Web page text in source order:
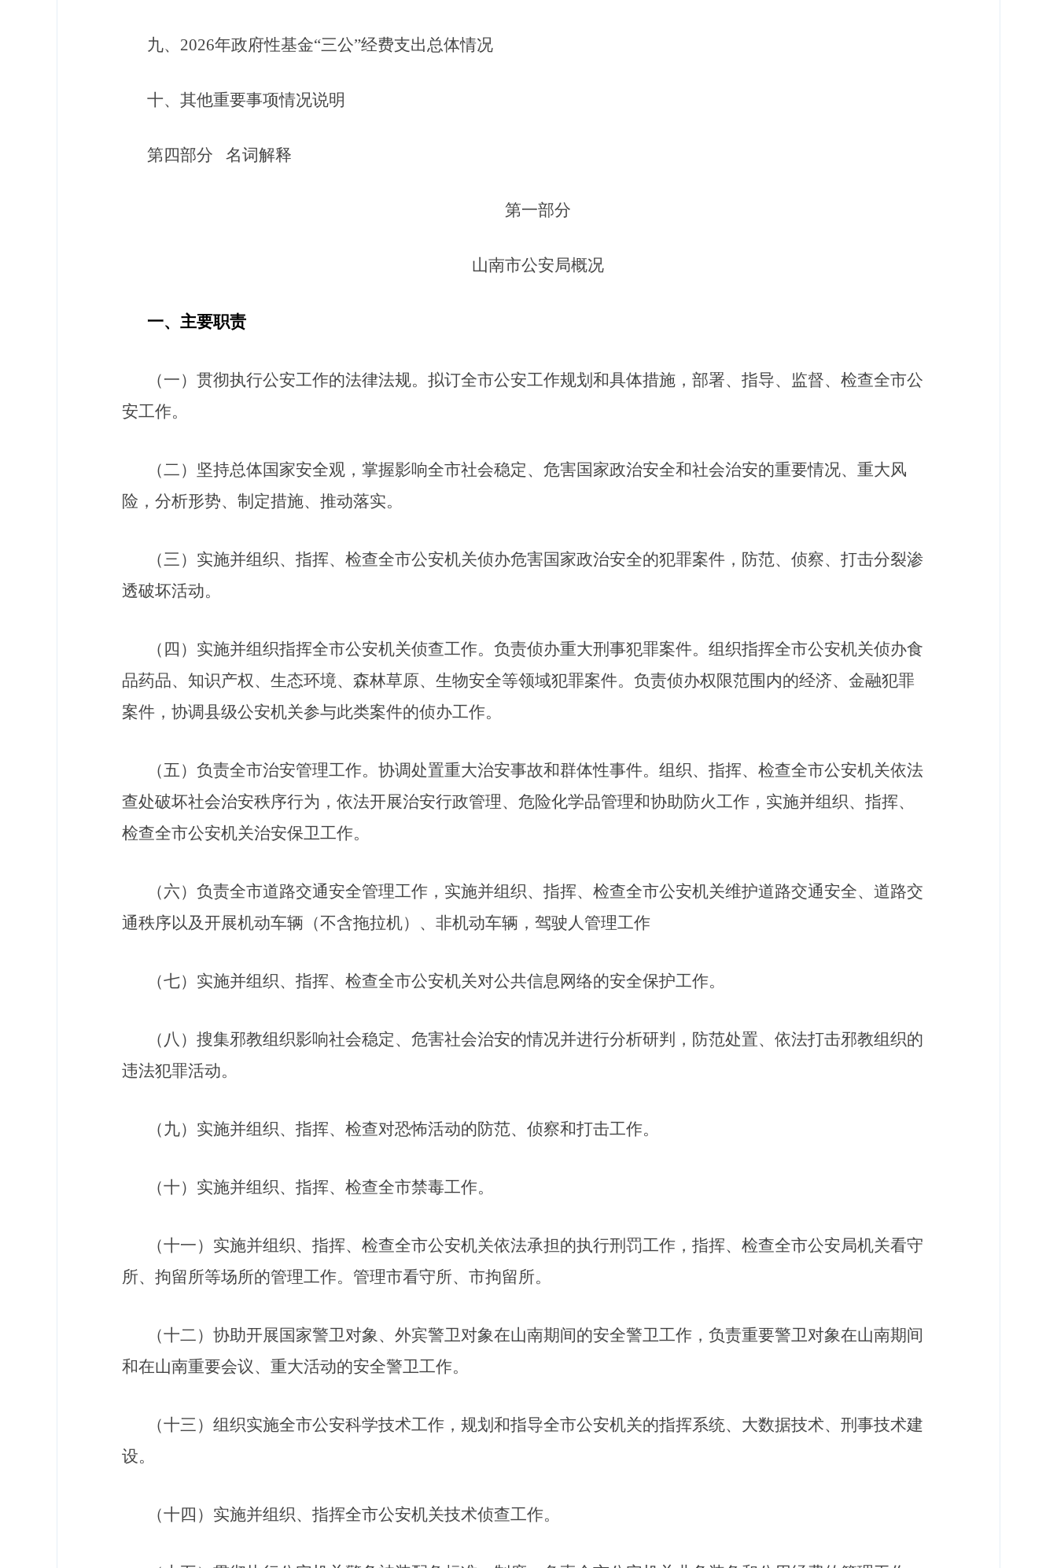
九、 2026年政府性基金“三公”经费支出总体情况
十、 其他重要事项情况说明
第四部分 名词解释
第一部分
山南市公安局概况
一、主要职责
（一） 贯彻执行公安工作的法律法规。拟订全市公安工作规划和具体措施，部署、指导、监督、检查全市公
安工作。
（二） 坚持总体国家安全观，掌握影响全市社会稳定、危害国家政治安全和社会治安的重要情况、重大风
险，分析形势、制定措施、推动落实。
（三） 实施并组织、指挥、检查全市公安机关侦办危害国家政治安全的犯罪案件，防范、侦察、打击分裂渗
透破坏活动。
（四） 实施并组织指挥全市公安机关侦查工作。负责侦办重大刑事犯罪案件。组织指挥全市公安机关侦办食
品药品、知识产权、生态环境、森林草原、生物安全等领域犯罪案件。负责侦办权限范围内的经济、金融犯罪
案件，协调县级公安机关参与此类案件的侦办工作。
（五） 负责全市治安管理工作。协调处置重大治安事故和群体性事件。组织、指挥、检查全市公安机关依法
查处破坏社会治安秩序行为，依法开展治安行政管理、危险化学品管理和协助防火工作，实施并组织、指挥、
检查全市公安机关治安保卫工作。
（六） 负责全市道路交通安全管理工作，实施并组织、指挥、检查全市公安机关维护道路交通安全、道路交
通秩序以及开展机动车辆（不含拖拉机）、非机动车辆，驾驶人管理工作
（七） 实施并组织、指挥、检查全市公安机关对公共信息网络的安全保护工作。
（八） 搜集邪教组织影响社会稳定、危害社会治安的情况并进行分析研判，防范处置、依法打击邪教组织的
违法犯罪活动。
（九） 实施并组织、指挥、检查对恐怖活动的防范、侦察和打击工作。
（十）实施并组织、指挥、检查全市禁毒工作。
（十一）实施并组织、指挥、检查全市公安机关依法承担的执行刑罚工作，指挥、检查全市公安局机关看守
所、拘留所等场所的管理工作。管理市看守所、市拘留所。
（十二）协助开展国家警卫对象、外宾警卫对象在山南期间的安全警卫工作，负责重要警卫对象在山南期间
和在山南重要会议、重大活动的安全警卫工作。
（十三）组织实施全市公安科学技术工作，规划和指导全市公安机关的指挥系统、大数据技术、刑事技术建
设。
（十四）实施并组织、指挥全市公安机关技术侦查工作。